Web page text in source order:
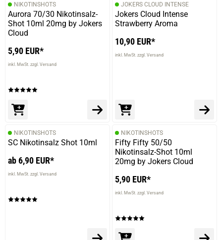
NIKOTINSHOTS
Aurora 70/30 Nikotinsalz-
Shot 10ml 20mg by Jokers
Cloud
5,90 EUR*
inkl. MwSt. zzgl. Versand
JOKERS CLOUD INTENSE
Jokers Cloud Intense
Strawberry Aroma
10,90 EUR*
inkl. MwSt. zzgl. Versand
NIKOTINSHOTS
SC Nikotinsalz Shot 10ml
ab 6,90 EUR*
inkl. MwSt. zzgl. Versand
NIKOTINSHOTS
Fifty Fifty 50/50
Nikotinsalz-Shot 10ml
20mg by Jokers Cloud
5,90 EUR*
inkl. MwSt. zzgl. Versand